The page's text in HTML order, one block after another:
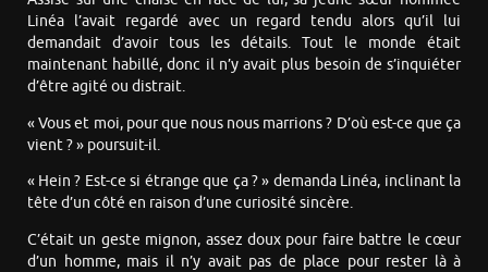
Linéa l’avait regardé avec un regard tendu alors qu’il lui
demandait d’avoir tous les détails. Tout le monde était
maintenant habillé, donc il n’y avait plus besoin de s’inquiéter
d’être agité ou distrait.
« Vous et moi, pour que nous nous marrions ? D’où est-ce que ça
vient ? » poursuit-il.
« Hein ? Est-ce si étrange que ça ? » demanda Linéa, inclinant la
tête d’un côté en raison d’une curiosité sincère.
C’était un geste mignon, assez doux pour faire battre le cœur
d’un homme, mais il n’y avait pas de place pour rester là à